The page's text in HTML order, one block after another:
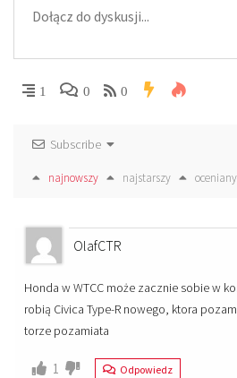
1 0 0
Subscribe
najnowszy najstarszy oceniany
OlafCTR
Honda w WTCC może zacznie sobie w
robią Civica Type-R nowego, ktora
torze pozamiata
1 Odpowiedz